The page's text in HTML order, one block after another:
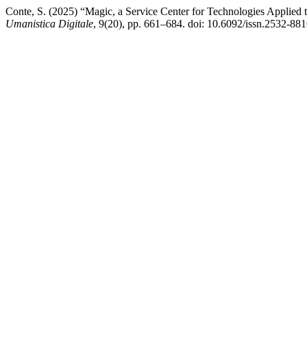
Conte, S. (2025) “Magic, a Service Center for Technologies
Umanistica Digitale, 9(20), pp. 661–684. doi: 10.6092/issn.2532-